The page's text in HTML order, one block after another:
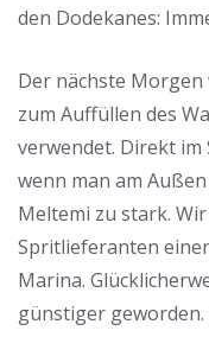
den Dodekanes:
Der nächste
zum Auffüllen des
verwendet. Direkt
wenn man am
Meltemi zu stark.
Spritlieferanten
Marina.
günstiger geworden.